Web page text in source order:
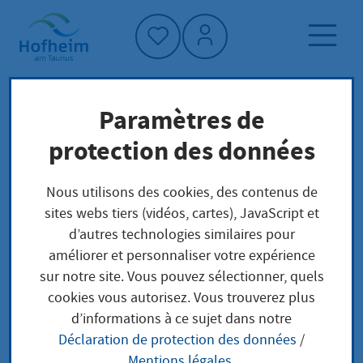
Accueil"
Page d'accueil
Trouver un service
Préoccupations locales
Ausnahmegenehmigung für Werbung im
öffentlichen Raum beantragen
Ausnahmegenehmigu
ng für Werbung im
Paramètres de
protection des données
Nous utilisons des cookies, des contenus de
sites webs tiers (vidéos, cartes), JavaScript et
d’autres technologies similaires pour
améliorer et personnaliser votre expérience
sur notre site. Vous pouvez sélectionner, quels
cookies vous autorisez. Vous trouverez plus
d’informations à ce sujet dans notre
Déclaration de protection des données /